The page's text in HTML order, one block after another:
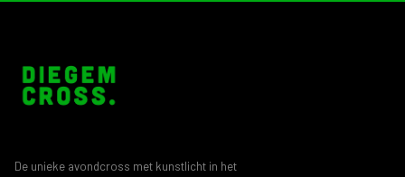
De unieke avondcross met kunstlicht in het